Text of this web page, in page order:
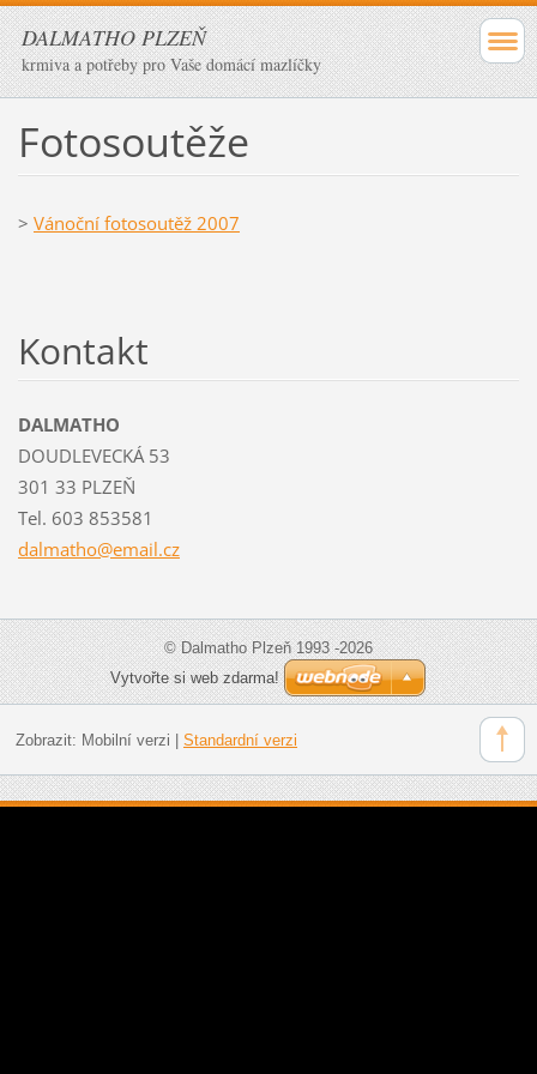
DALMATHO PLZEŇ
krmiva a potřeby pro Vaše domácí mazlíčky
Fotosoutěže
> Vánoční fotosoutěž 2007
Kontakt
DALMATHO
DOUDLEVECKÁ 53
301 33 PLZEŇ
Tel. 603 853581
dalmatho@email.cz
© Dalmatho Plzeň 1993 -2026
Vytvořte si web zdarma!
Zobrazit: Mobilní verzi Standardní verzi